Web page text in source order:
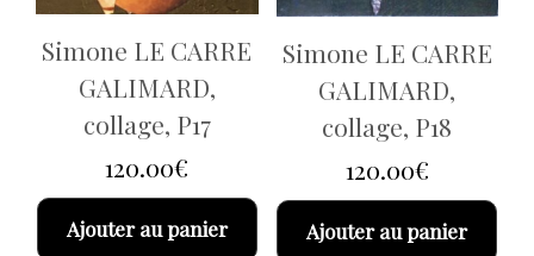
Simone LE CARRE
GALIMARD,
collage, P17
120.00€
Ajouter au panier
Simone LE CARRE
GALIMARD,
collage, P18
120.00€
Ajouter au panier